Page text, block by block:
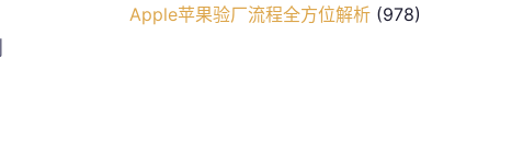
Apple苹果验厂流程全方位解析 (978)